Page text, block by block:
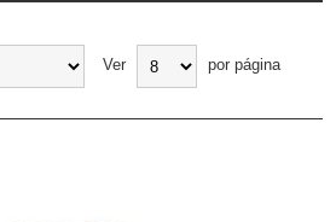
Ver por página